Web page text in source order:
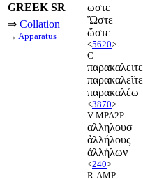
GREEK SR
⇒ Collation
→ Apparatus
ωστε
Ὥστε
ὥστε
<5620>
C
παρακαλειτε
παρακαλεῖτε
παρακαλέω
<3870>
V-MPA2P
αλληλουσ
ἀλλήλους
ἀλλήλων
<240>
R-AMP